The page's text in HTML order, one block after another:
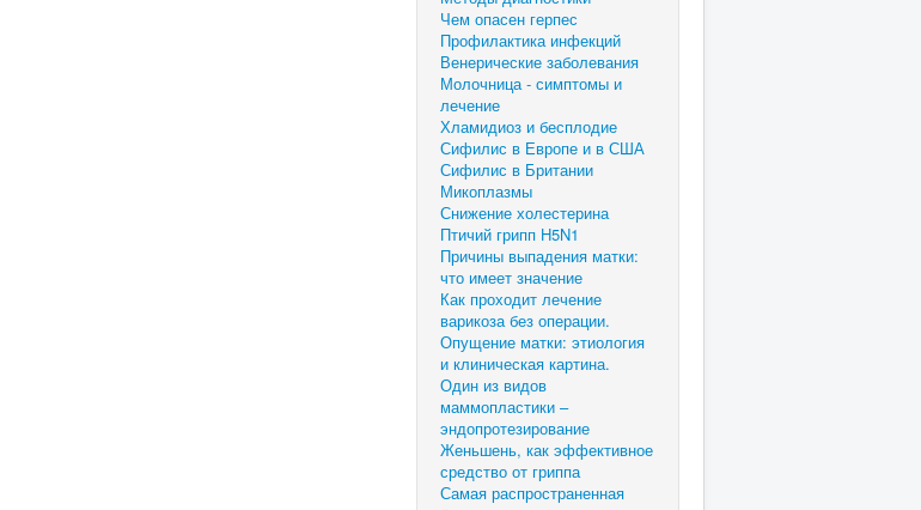
Чем опасен герпес
Профилактика инфекций
Венерические заболевания
Молочница - симптомы и
лечение
Хламидиоз и бесплодие
Сифилис в Европе и в США
Сифилис в Британии
Микоплазмы
Снижение холестерина
Птичий грипп H5N1
Причины выпадения матки:
что имеет значение
Как проходит лечение
варикоза без операции.
Опущение матки: этиология
и клиническая картина.
Один из видов
маммопластики –
эндопротезирование
Женьшень, как эффективное
средство от гриппа
Самая распространенная